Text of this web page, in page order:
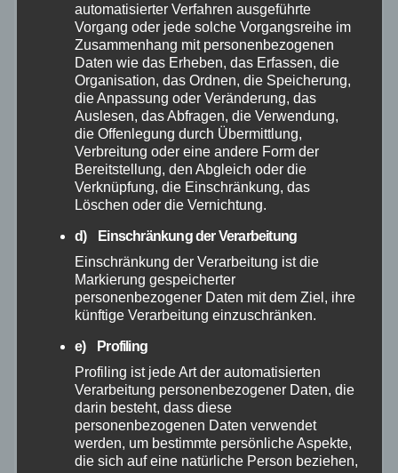
Dezember 2025
November 2025
Oktober 2025
September 2025
August 2025
Juli 2025
Juni 2025
Mai 2025
April 2025
März 2025
automatisierter Verfahren ausgeführte
Vorgang oder jede solche Vorgangsreihe im
Zusammenhang mit personenbezogenen
Daten wie das Erheben, das Erfassen, die
Organisation, das Ordnen, die Speicherung,
die Anpassung oder Veränderung, das
Auslesen, das Abfragen, die Verwendung,
die Offenlegung durch Übermittlung,
Verbreitung oder eine andere Form der
Bereitstellung, den Abgleich oder die
Verknüpfung, die Einschränkung, das
Löschen oder die Vernichtung.
d) Einschränkung der Verarbeitung
Einschränkung der Verarbeitung ist die
Markierung gespeicherter
personenbezogener Daten mit dem Ziel, ihre
künftige Verarbeitung einzuschränken.
e) Profiling
Profiling ist jede Art der automatisierten
Verarbeitung personenbezogener Daten, die
darin besteht, dass diese
personenbezogenen Daten verwendet
werden, um bestimmte persönliche Aspekte,
die sich auf eine natürliche Person beziehen,